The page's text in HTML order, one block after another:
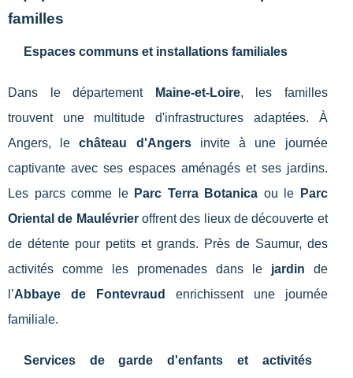
familles
Espaces communs et installations familiales
Dans le département Maine-et-Loire, les familles
trouvent une multitude d'infrastructures adaptées. À
Angers, lechâteau d'Angersinvite à une journée
captivante avec ses espaces aménagés et ses jardins.
Les parcs comme le Parc Terra Botanica ou le
Parc
Oriental de Maulévrieroffrent des lieux de découverte et
de détente pour petits et grands. Près de Saumur, des
activités comme les promenades dans le jardin de
l’Abbaye de Fontevraud
enrichissent une journée
familiale.
Services de garde d'enfants et activités